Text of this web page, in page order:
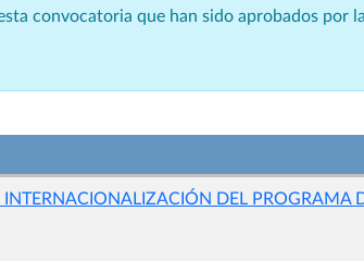
convocatoria que han sido aprobados por
INTERNACIONALIZACIÓN DEL PROGRAMA